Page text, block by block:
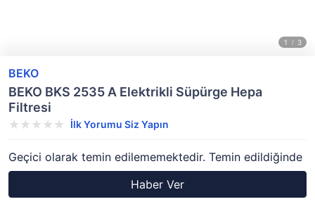
BEKO
BEKO BKS 2535 A Elektrikli Süpürge Hepa
Filtresi
İlk Yorumu Siz Yapın
Geçici olarak temin edilememektedir. Temin edildiğinde
Haber Ver